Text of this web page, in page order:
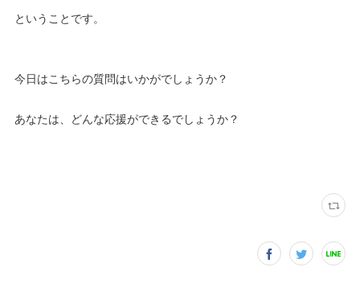
ということです。
今日はこちらの質問はいかがでしょうか？
あなたは、どんな応援ができるでしょうか？